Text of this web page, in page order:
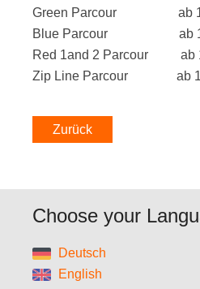
Green Parcour ab
Blue Parcour ab
Red 1and 2 Parcour ab
Zip Line Parcour ab
Zurück
Choose your
Deutsch
English